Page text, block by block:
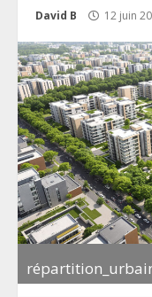
David B 12 juin